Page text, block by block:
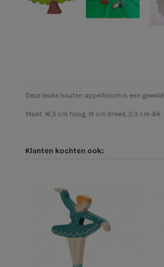
Deze leuke houten appelboom is een
Maat: 16,5 cm hoog, 19 cm breed, 2,3 cm dik
Klanten kochten ook: